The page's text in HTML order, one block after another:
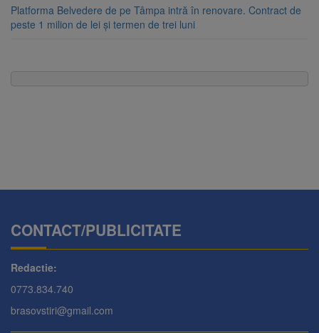
Platforma Belvedere de pe Tâmpa intră în renovare. Contract de
peste 1 milion de lei și termen de trei luni
CONTACT/PUBLICITATE
Redactie:
0773.834.740
brasovstiri@gmail.com